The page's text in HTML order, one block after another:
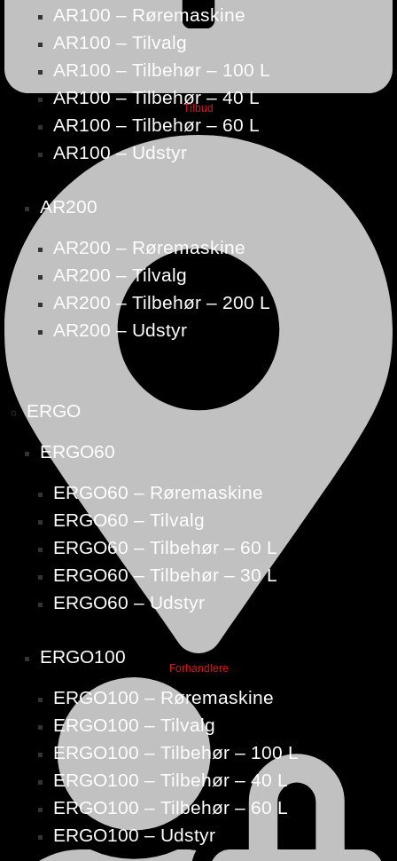
Tilbud
Forhandlere
AR100 – Røremaskine
AR100 – Tilvalg
AR100 – Tilbehør – 100 L
AR100 – Tilbehør – 40 L
AR100 – Tilbehør – 60 L
AR100 – Udstyr
AR200
AR200 – Røremaskine
AR200 – Tilvalg
AR200 – Tilbehør – 200 L
AR200 – Udstyr
ERGO
ERGO60
ERGO60 – Røremaskine
ERGO60 – Tilvalg
ERGO60 – Tilbehør – 60 L
ERGO60 – Tilbehør – 30 L
ERGO60 – Udstyr
ERGO100
ERGO100 – Røremaskine
ERGO100 – Tilvalg
ERGO100 – Tilbehør – 100 L
ERGO100 – Tilbehør – 40 L
ERGO100 – Tilbehør – 60 L
ERGO100 – Udstyr